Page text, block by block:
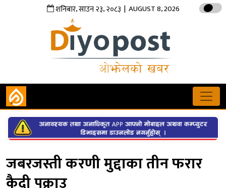
शनिबार,साउन२३,२०८३ | AUGUST 8, 2026
जबरजस्ती करणी मुद्दाका तीन फरार